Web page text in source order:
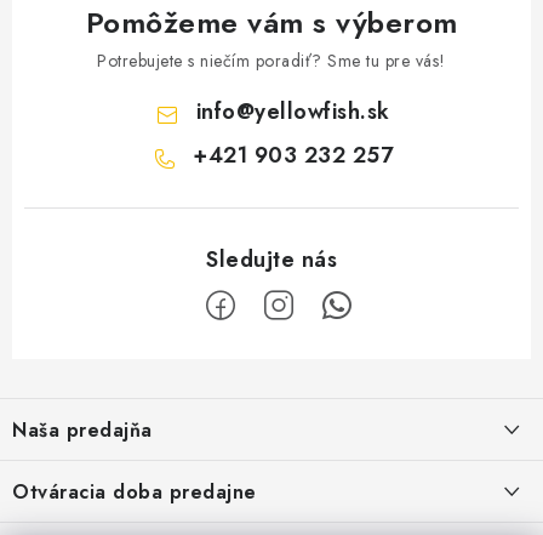
Pomôžeme vám s výberom
Potrebujete s niečím poradiť? Sme tu pre vás!
info@yellowfish.sk
+421 903 232 257
p
ä
Naša predajňa
Námestie Slobody 1164/1,
946 32 Marcelová
Otváracia doba predajne